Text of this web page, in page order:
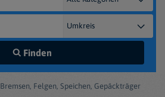
Finden
Bremsen, Felgen, Speichen, Gepäckträger